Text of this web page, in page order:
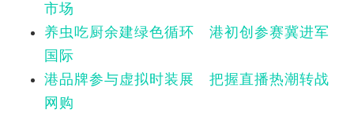
市场
养虫吃厨余建绿色循环 港初创参赛冀进军
国际
港品牌参与虚拟时装展 把握直播热潮转战
网购